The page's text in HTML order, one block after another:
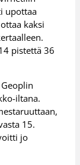
upottaa
kaksi
pistettä 36
iltana.
15.
jo